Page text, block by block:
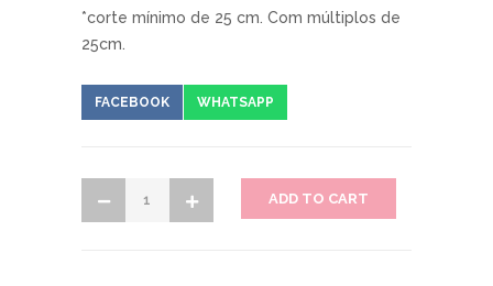
*corte mínimo de 25 cm. Com múltiplos de
25cm.
FACEBOOK WHATSAPP